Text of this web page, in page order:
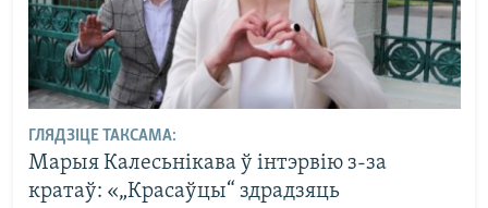
ГЛЯДЗІЦЕ ТАКСАМА:
Марыя Калесьнікава ў інтэрвію з-за
кратаў: «„Красаўцы“ здрадзяць